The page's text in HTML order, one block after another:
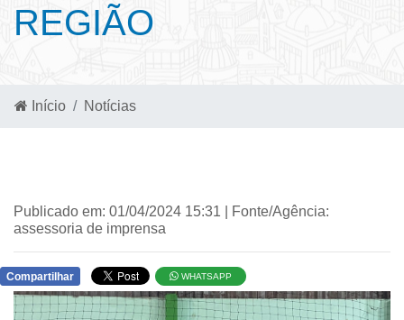
REGIÃO
Início Notícias
Publicado em: 01/04/2024 15:31 | Fonte/Agência:
assessoria de imprensa
Compartilhar WHATSAPP